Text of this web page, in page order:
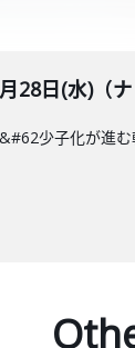
28日(水)（
少子化が進